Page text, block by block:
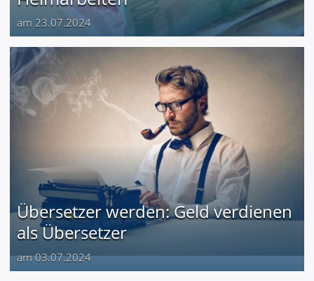
am 23.07.2024
Übersetzer werden: Geld verdienen
als Übersetzer
am 03.07.2024